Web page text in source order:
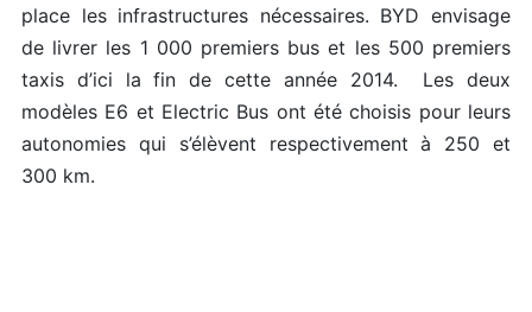
place les infrastructures nécessaires. BYD envisage
de livrer les 1 000 premiers bus et les 500 premiers
taxis d’ici la fin de cette année 2014. Les deux
modèles E6 et Electric Bus ont été choisis pour leurs
autonomies qui s’élèvent respectivement à 250 et
300 km.